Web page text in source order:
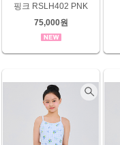
핑크 RSLH402 PNK
75,000원